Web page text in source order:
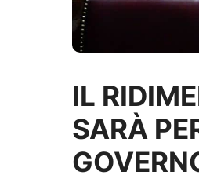
IL
SARÀ